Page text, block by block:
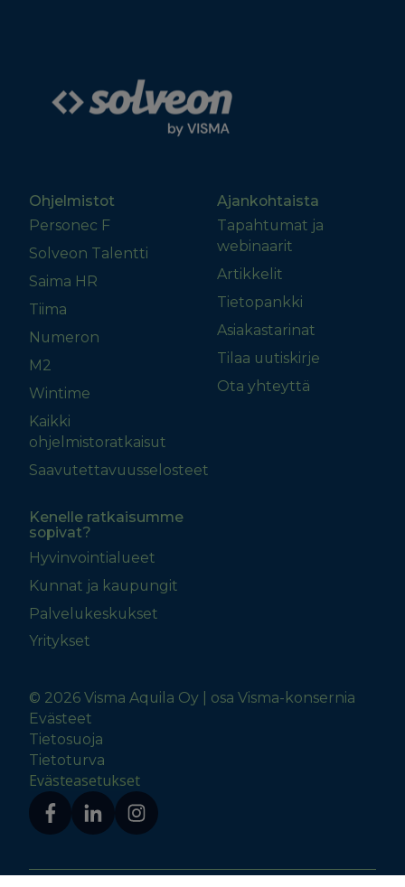
Ohjelmistot
Personec F
Solveon Talentti
Saima HR
Tiima
Numeron
M2
Wintime
Kaikki
ohjelmistoratkaisut
Saavutettavuusselosteet
Ajankohtaista
Tapahtumat ja
webinaarit
Artikkelit
Tietopankki
Asiakastarinat
Tilaa uutiskirje
Ota yhteyttä
Kenelle ratkaisumme
sopivat?
Hyvinvointialueet
Kunnat ja kaupungit
Palvelukeskukset
Yritykset
© 2026 Visma Aquila Oy | osa Visma-konsernia
Evästeet
Tietosuoja
Tietoturva
Evästeasetukset